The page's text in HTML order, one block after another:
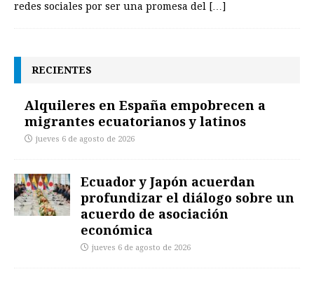
redes sociales por ser una promesa del
[…]
RECIENTES
Alquileres en España empobrecen a
migrantes ecuatorianos y latinos
jueves 6 de agosto de 2026
Ecuador y Japón acuerdan
profundizar el diálogo sobre un
acuerdo de asociación
económica
jueves 6 de agosto de 2026